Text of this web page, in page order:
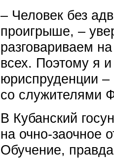
– Человек без
проигрыше, –
разговариваем
всех. Поэтому я
юриспруденции –
со служителями
В Кубанский
на очно-заочное
Обучение,